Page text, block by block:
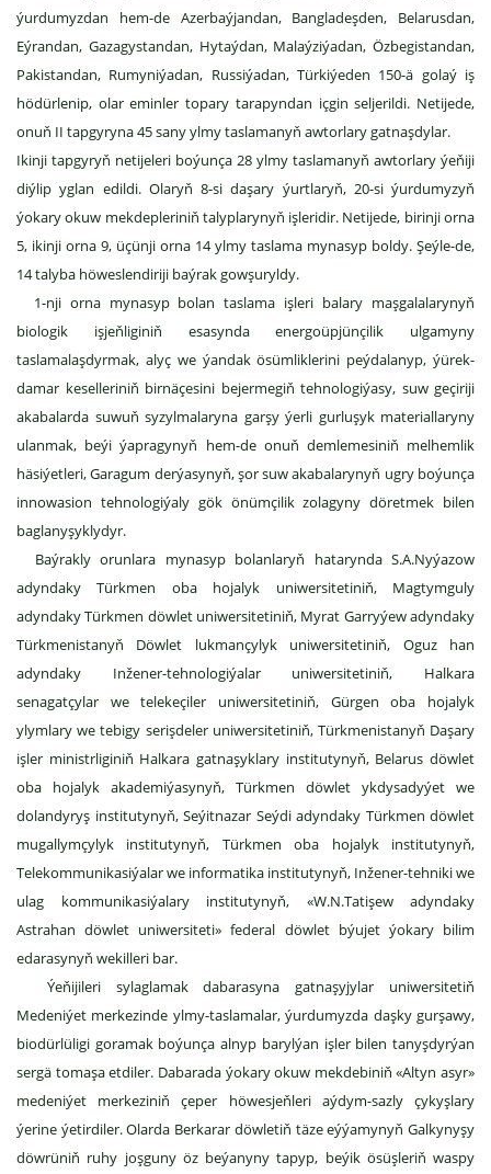
ýurdumyzdan hem-de Azerbaýjandan, Bangladeşden, Belarusdan,
Eýrandan, Gazagystandan, Hytaýdan, Malaýziýadan, Özbegistandan,
Pakistandan, Rumyniýadan, Russiýadan, Türkiýeden 150-ä golaý iş
hödürlenip, olar eminler topary tarapyndan içgin seljerildi. Netijede,
onuň II tapgyryna 45 sany ylmy taslamanyň awtorlary gatnaşdylar.
Ikinji tapgyryň netijeleri boýunça 28 ylmy taslamanyň awtorlary ýeňiji
diýlip yglan edildi. Olaryň 8-si daşary ýurtlaryň, 20-si ýurdumyzyň
ýokary okuw mekdepleriniň talyplarynyň işleridir. Netijede, birinji orna
5, ikinji orna 9, üçünji orna 14 ylmy taslama mynasyp boldy. Şeýle-de,
14 talyba höweslendiriji baýrak gowşuryldy.
1-nji orna mynasyp bolan taslama işleri balary maşgalalarynyň
biologik işjeňliginiň esasynda energoüpjünçilik ulgamyny
taslamalaşdyrmak, alyç we ýandak ösümliklerini peýdalanyp, ýürek-
damar keselleriniň birnäçesini bejermegiň tehnologiýasy, suw geçiriji
akabalarda suwuň syzylmalaryna garşy ýerli gurluşyk materiallaryny
ulanmak, beýi ýapragynyň hem-de onuň demlemesiniň melhemlik
häsiýetleri, Garagum derýasynyň, şor suw akabalarynyň ugry boýunça
innowasion tehnologiýaly gök önümçilik zolagyny döretmek bilen
baglanyşyklydyr.
Baýrakly orunlara mynasyp bolanlaryň hatarynda S.A.Nyýazow
adyndaky Türkmen oba hojalyk uniwersitetiniň, Magtymguly
adyndaky Türkmen döwlet uniwersitetiniň, Myrat Garryýew adyndaky
Türkmenistanyň Döwlet lukmançylyk uniwersitetiniň, Oguz han
adyndaky Inžener-tehnologiýalar uniwersitetiniň, Halkara
senagatçylar we telekeçiler uniwersitetiniň, Gürgen oba hojalyk
ylymlary we tebigy serişdeler uniwersitetiniň, Türkmenistanyň Daşary
işler ministrliginiň Halkara gatnaşyklary institutynyň, Belarus döwlet
oba hojalyk akademiýasynyň, Türkmen döwlet ykdysadyýet we
dolandyryş institutynyň, Seýitnazar Seýdi adyndaky Türkmen döwlet
mugallymçylyk institutynyň, Türkmen oba hojalyk institutynyň,
Telekommunikasiýalar we informatika institutynyň, Inžener-tehniki we
ulag kommunikasiýalary institutynyň, «W.N.Tatişew adyndaky
Astrahan döwlet uniwersiteti» federal döwlet býujet ýokary bilim
edarasynyň wekilleri bar.
Ýeňijileri sylaglamak dabarasyna gatnaşyjylar uniwersitetiň
Medeniýet merkezinde ylmy-taslamalar, ýurdumyzda daşky gurşawy,
biodürlüligi goramak boýunça alnyp barylýan işler bilen tanyşdyrýan
sergä tomaşa etdiler. Dabarada ýokary okuw mekdebiniň «Altyn asyr»
medeniýet merkeziniň çeper höwesjeňleri aýdym-sazly çykyşlary
ýerine ýetirdiler. Olarda Berkarar döwletiň täze eýýamynyň Galkynyşy
döwrüniň ruhy joşguny öz beýanyny tapyp, beýik ösüşleriň waspy